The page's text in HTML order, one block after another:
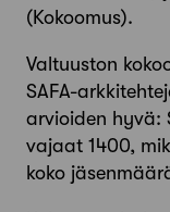
(Kokoomus).
Valtuuston
SAFA-
arvioiden hyvä:
vajaat 1400,
koko